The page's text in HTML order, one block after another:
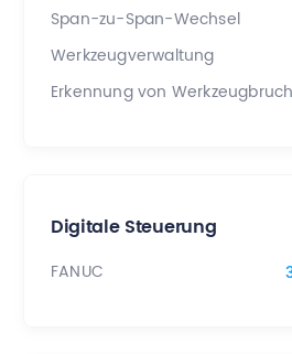
Span-zu-Span-Wechsel
Werkzeugverwaltung
Erkennung von Werkzeugbruch
Digitale Steuerung
FANUC